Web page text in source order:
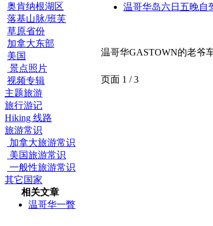
奥肯纳根湖区
落基山脉/班芙
草原省份
加拿大东部
美国
景点照片
视频专辑
主题旅游
旅行游记
Hiking 线路
旅游常识
加拿大旅游常识
美国旅游常识
一般性旅游常识
其它国家
相关文章
温哥华一瞥
温哥华岛六日五晚自
温哥华GASTOWN的老爷
页面 1 / 3